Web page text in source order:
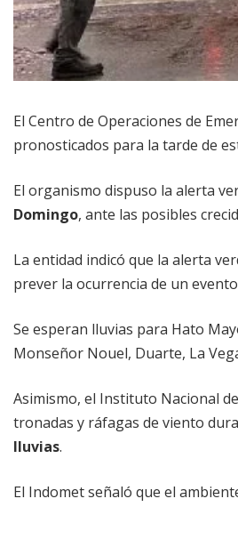
El Centro de Operaciones de
pronosticados para la tarde de
El organismo dispuso la alerta
Domingo, ante las posibles
La entidad indicó que la alerta
prever la ocurrencia de un
Se esperan lluvias para Hato
Monseñor Nouel, Duarte, La
Asimismo, el Instituto Nacional
tronadas y ráfagas de viento
lluvias.
El Indomet señaló que el